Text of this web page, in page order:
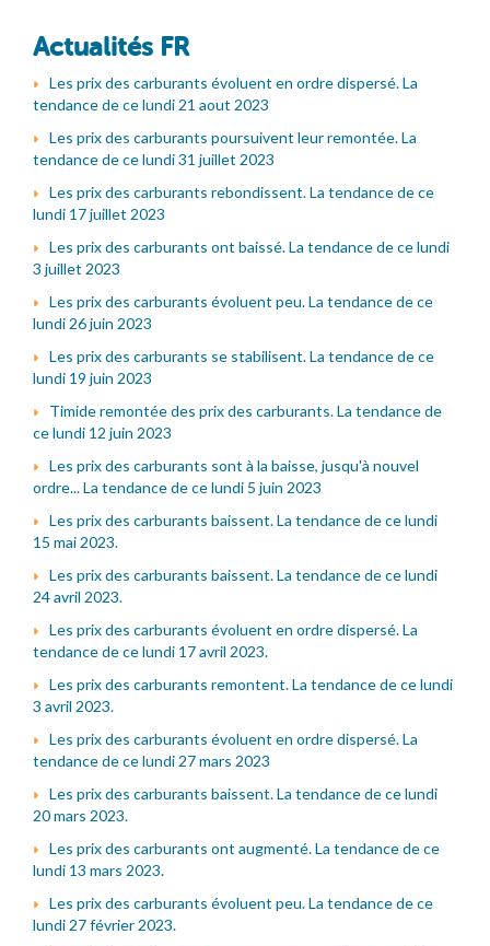
Actualités FR
Les prix des carburants évoluent en ordre dispersé. La
tendance de ce lundi 21 aout 2023
Les prix des carburants poursuivent leur remontée. La
tendance de ce lundi 31 juillet 2023
Les prix des carburants rebondissent. La tendance de ce
lundi 17 juillet 2023
Les prix des carburants ont baissé. La tendance de ce lundi
3 juillet 2023
Les prix des carburants évoluent peu. La tendance de ce
lundi 26 juin 2023
Les prix des carburants se stabilisent. La tendance de ce
lundi 19 juin 2023
Timide remontée des prix des carburants. La tendance de
ce lundi 12 juin 2023
Les prix des carburants sont à la baisse, jusqu'à nouvel
ordre... La tendance de ce lundi 5 juin 2023
Les prix des carburants baissent. La tendance de ce lundi
15 mai 2023.
Les prix des carburants baissent. La tendance de ce lundi
24 avril 2023.
Les prix des carburants évoluent en ordre dispersé. La
tendance de ce lundi 17 avril 2023.
Les prix des carburants remontent. La tendance de ce lundi
3 avril 2023.
Les prix des carburants évoluent en ordre dispersé. La
tendance de ce lundi 27 mars 2023
Les prix des carburants baissent. La tendance de ce lundi
20 mars 2023.
Les prix des carburants ont augmenté. La tendance de ce
lundi 13 mars 2023.
Les prix des carburants évoluent peu. La tendance de ce
lundi 27 février 2023.